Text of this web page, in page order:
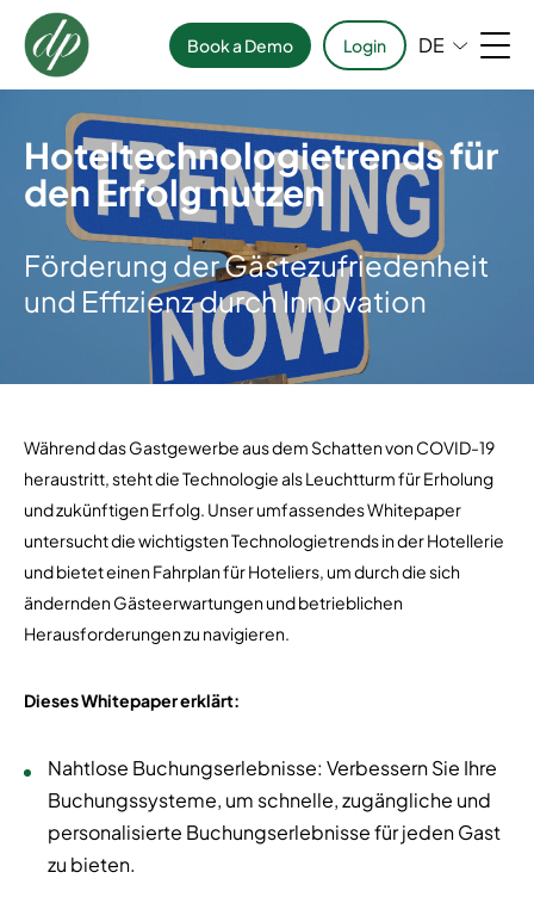
Book a Demo Login DE
Hoteltechnologietrends für
den Erfolg nutzen
Förderung der Gästezufriedenheit
und Effizienz durch Innovation
Während das Gastgewerbe aus dem Schatten von COVID-19
heraustritt, steht die Technologie als Leuchtturm für Erholung
und zukünftigen Erfolg. Unser umfassendes Whitepaper
untersucht die wichtigsten Technologietrends in der Hotellerie
und bietet einen Fahrplan für Hoteliers, um durch die sich
ändernden Gästeerwartungen und betrieblichen
Herausforderungen zu navigieren.
Dieses Whitepaper erklärt:
Nahtlose Buchungserlebnisse: Verbessern Sie Ihre
Buchungssysteme, um schnelle, zugängliche und
personalisierte Buchungserlebnisse für jeden Gast
zu bieten.